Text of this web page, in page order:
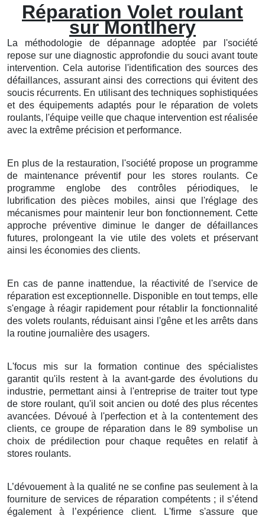
Réparation Volet roulant
sur Montlhery
La méthodologie de dépannage adoptée par l'société
repose sur une diagnostic approfondie du souci avant toute
intervention. Cela autorise l'identification des sources des
défaillances, assurant ainsi des corrections qui évitent des
soucis récurrents. En utilisant des techniques sophistiquées
et des équipements adaptés pour le réparation de volets
roulants, l'équipe veille que chaque intervention est réalisée
avec la extrême précision et performance.
En plus de la restauration, l'société propose un programme
de maintenance préventif pour les stores roulants. Ce
programme englobe des contrôles périodiques, le
lubrification des pièces mobiles, ainsi que l'réglage des
mécanismes pour maintenir leur bon fonctionnement. Cette
approche préventive diminue le danger de défaillances
futures, prolongeant la vie utile des volets et préservant
ainsi les économies des clients.
En cas de panne inattendue, la réactivité de l'service de
réparation est exceptionnelle. Disponible en tout temps, elle
s'engage à réagir rapidement pour rétablir la fonctionnalité
des volets roulants, réduisant ainsi l'gêne et les arrêts dans
la routine journalière des usagers.
L'focus mis sur la formation continue des spécialistes
garantit qu'ils restent à la avant-garde des évolutions du
industrie, permettant ainsi à l'entreprise de traiter tout type
de store roulant, qu'il soit ancien ou doté des plus récentes
avancées. Dévoué à l'perfection et à la contentement des
clients, ce groupe de réparation dans le 89 symbolise un
choix de prédilection pour chaque requêtes en relatif à
stores roulants.
L’dévouement à la qualité ne se confine pas seulement à la
fourniture de services de réparation compétents ; il s’étend
également à l’expérience client. L'firme s'assure que